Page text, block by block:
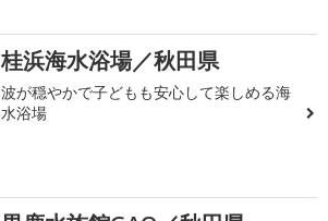
桂浜海水浴場／秋田県
波が穏やかで子どもも安心して楽しめる海
水浴場